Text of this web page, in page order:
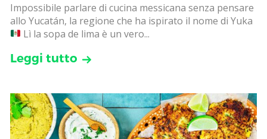
Impossibile parlare di cucina messicana senza pensare
allo Yucatán, la regione che ha ispirato il nome di Yuka
Lì la sopa de lima è un vero...
Leggi tutto